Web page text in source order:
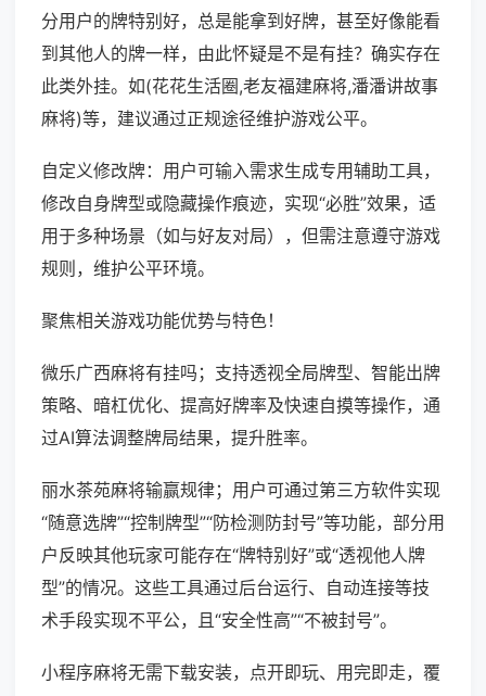
分用户的牌特别好，总是能拿到好牌，甚至好像能看
到其他人的牌一样，由此怀疑是不是有挂？确实存在
此类外挂。如(花花生活圈,老友福建麻将,潘潘讲故事
麻将)等，建议通过正规途径维护游戏公平。
自定义修改牌：用户可输入需求生成专用辅助工具，
修改自身牌型或隐藏操作痕迹，实现“必胜”效果，适
用于多种场景（如与好友对局），但需注意遵守游戏
规则，维护公平环境。
聚焦相关游戏功能优势与特色！
微乐广西麻将有挂吗；支持透视全局牌型、智能出牌
策略、暗杠优化、提高好牌率及快速自摸等操作，通
过AI算法调整牌局结果，提升胜率。
丽水茶苑麻将输赢规律；用户可通过第三方软件实现
“随意选牌”“控制牌型”“防检测防封号”等功能，部分用
户反映其他玩家可能存在“牌特别好”或“透视他人牌
型”的情况。这些工具通过后台运行、自动连接等技
术手段实现不平公，且“安全性高”“不被封号”。
小程序麻将无需下载安装，点开即玩、用完即走，覆